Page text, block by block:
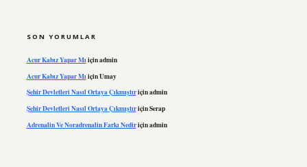
SON YORUMLAR
Acur Kabız Yapar Mıiçinadmin
Acur Kabız Yapar Mı içinUmay
Şehir Devletleri Nasıl Ortaya Çıkmıştıriçinadmin
Şehir Devletleri Nasıl Ortaya ÇıkmıştıriçinSerap
Adrenalin Ve Noradrenalin Farkı Nediriçinadmin